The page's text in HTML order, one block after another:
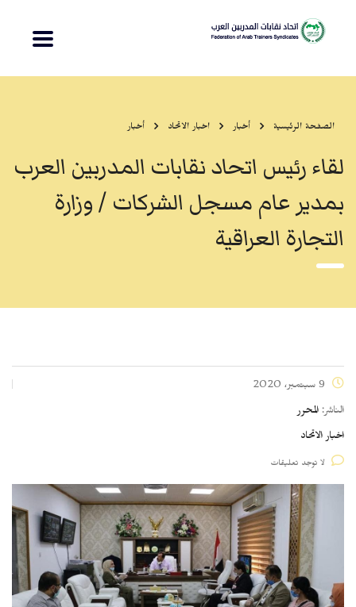
الصفحة الرئيسية أخبار اخبار الاتحاد أخبار
لقاء رئيس اتحاد نقابات المدربين العرب
بمدير عام مسجل الشركات / وزارة
التجارة العراقية
الناشر: المحرر
اخبار الاتحاد
لا توجد تعليقات